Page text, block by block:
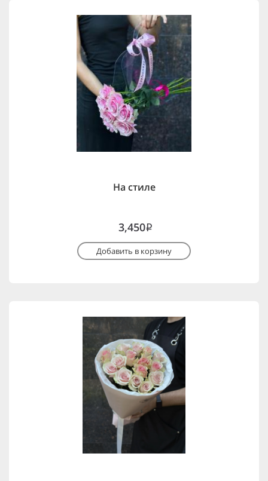
На стиле
3,450i
Добавить в корзину